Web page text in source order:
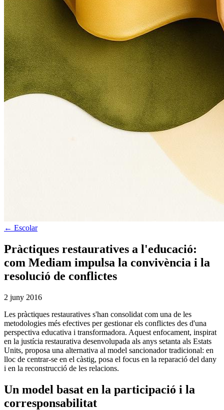
← Escolar
Pràctiques restauratives a l'educació:
com Mediam impulsa la convivència i la
resolució de conflictes
2 juny 2016
Les pràctiques restauratives s'han consolidat com una de les
metodologies més efectives per gestionar els conflictes des d'una
perspectiva educativa i transformadora. Aquest enfocament, inspirat
en la justícia restaurativa desenvolupada als anys setanta als Estats
Units, proposa una alternativa al model sancionador tradicional: en
lloc de centrar-se en el càstig, posa el focus en la reparació del dany
i en la reconstrucció de les relacions.
Un model basat en la participació i la
corresponsabilitat